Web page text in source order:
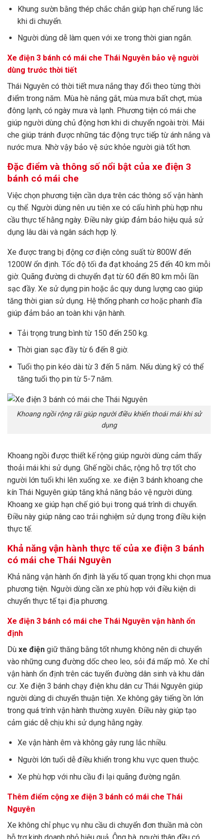
Khung sườn bằng thép chắc chắn giúp hạn chế rung lắc
khi di chuyển.
Người dùng dễ làm quen với xe trong thời gian ngắn.
Xe điện 3 bánh có mái che Thái Nguyên bảo vệ người
dùng trước thời tiết
Thái Nguyên có thời tiết mưa nắng thay đổi theo từng thời
điểm trong năm. Mùa hè nắng gắt, mùa mưa bất chợt, mùa
đông lạnh, có ngày mưa và lạnh. Phương tiện có mái che
giúp người dùng chủ động hơn khi di chuyển ngoài trời. Mái
che giúp tránh được những tác động trực tiếp từ ánh nắng và
nước mưa. Nhờ vậy bảo vệ sức khỏe người già tốt hơn.
Đặc điểm và thông số nổi bật của xe điện 3
bánh có mái che
Việc chọn phương tiện cần dựa trên các thông số vận hành
cụ thể. Người dùng nên ưu tiên xe có cấu hình phù hợp nhu
cầu thực tế hằng ngày. Điều này giúp đảm bảo hiệu quả sử
dụng lâu dài và ngân sách hợp lý.
Xe được trang bị động cơ điện công suất từ 800W đến
1200W ổn định. Tốc độ tối đa đạt khoảng 25 đến 40 km mỗi
giờ. Quãng đường di chuyển đạt từ 60 đến 80 km mỗi lần
sạc đầy. Xe sử dụng pin hoặc ắc quy dung lượng cao giúp
tăng thời gian sử dụng. Hệ thống phanh cơ hoặc phanh đĩa
giúp đảm bảo an toàn khi vận hành.
Tải trọng trung bình từ 150 đến 250 kg.
Thời gian sạc đầy từ 6 đến 8 giờ.
Tuổi thọ pin kéo dài từ 3 đến 5 năm. Nếu dùng kỹ có thể
tăng tuổi thọ pin từ 5-7 năm.
Khoang ngồi rộng rãi giúp người điều khiển thoái mái khi sử
dụng
Khoang ngồi được thiết kế rộng giúp người dùng cảm thấy
thoải mái khi sử dụng. Ghế ngồi chắc, rộng hỗ trợ tốt cho
người lớn tuổi khi lên xuống xe. xe điện 3 bánh khoang che
kín Thái Nguyên giúp tăng khả năng bảo vệ người dùng.
Khoang xe giúp hạn chế gió bụi trong quá trình di chuyển.
Điều này giúp nâng cao trải nghiệm sử dụng trong điều kiện
thực tế.
Khả năng vận hành thực tế của xe điện 3 bánh
có mái che Thái Nguyên
Khả năng vận hành ổn định là yếu tố quan trọng khi chọn mua
phương tiện. Người dùng cần xe phù hợp với điều kiện di
chuyển thực tế tại địa phương.
Xe điện 3 bánh có mái che Thái Nguyên vận hành ổn
định
Dù xe điện giữ thăng bằng tốt nhưng không nên di chuyển
vào những cung đường dốc cheo leo, sỏi đá mấp mô. Xe chỉ
vận hành ổn định trên các tuyến đường dân sinh và khu dân
cư. Xe điện 3 bánh chạy điện khu dân cư Thái Nguyên giúp
người dùng di chuyển thuận tiện. Xe không gây tiếng ồn lớn
trong quá trình vận hành thường xuyên. Điều này giúp tạo
cảm giác dễ chịu khi sử dụng hằng ngày.
Xe vận hành êm và không gây rung lắc nhiều.
Người lớn tuổi dễ điều khiển trong khu vực quen thuộc.
Xe phù hợp với nhu cầu đi lại quãng đường ngắn.
Thêm điểm cộng xe điện 3 bánh có mái che Thái
Nguyên
Xe không chỉ phục vụ nhu cầu di chuyển đơn thuần mà còn
hỗ trợ kinh doanh nhỏ hiệu quả. Ông bà, người thân đều có